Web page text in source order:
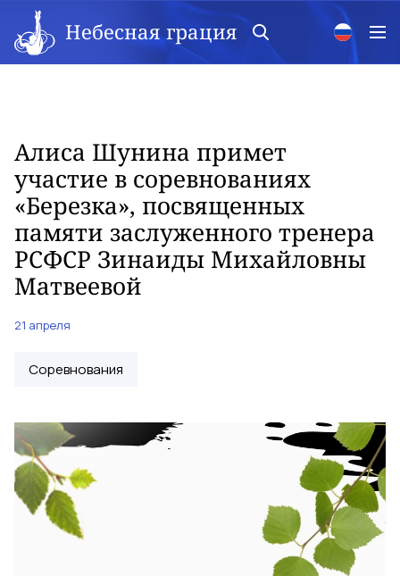
Небесная грация
Алиса Шунина примет
участие в соревнованиях
«Березка», посвященных
памяти заслуженного тренера
РСФСР Зинаиды Михайловны
Матвеевой
21 апреля
Соревнования